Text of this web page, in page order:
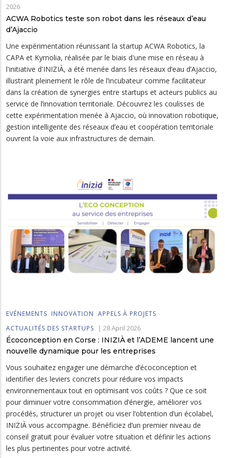
2026
ACWA Robotics teste son robot dans les réseaux d’eau
d’Ajaccio
Une expérimentation réunissant la startup ACWA Robotics, la
CAPA et Kyrnolia, réalisée par le biais d'une mise en réseau à
l'initiative d'INIZIÀ, a été menée dans les réseaux d’eau d’Ajaccio,
illustrant pleinement le rôle de l’incubateur comme facilitateur
dans la création de synergies entre startups et acteurs publics au
service de l’innovation territoriale. Découvrez les coulisses de
cette expérimentation menée à Ajaccio, où innovation robotique,
gestion intelligente des réseaux d’eau et coopération territoriale
ouvrent la voie aux infrastructures de demain.
EVÉNEMENTS INNOVATION APPELS À PROJETS
ACTUALITÉS DES STARTUPS
| 28 April 2026
Écoconception en Corse : INIZIÀ et l’ADEME lancent une
nouvelle dynamique pour les entreprises
Vous souhaitez engager une démarche d’écoconception et
identifier des leviers concrets pour réduire vos impacts
environnementaux tout en optimisant vos coûts ? Que ce soit
pour diminuer votre consommation d’énergie, améliorer vos
procédés, structurer un projet ou viser l’obtention d’un écolabel,
INIZIÀ vous accompagne. Bénéficiez d’un premier niveau de
conseil gratuit pour évaluer votre situation et définir les actions
les plus pertinentes pour votre activité.